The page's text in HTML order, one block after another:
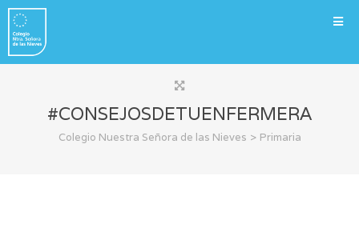
#CONSEJOSDETUENFERMERA
Colegio Nuestra Señora de las Nieves > Primaria